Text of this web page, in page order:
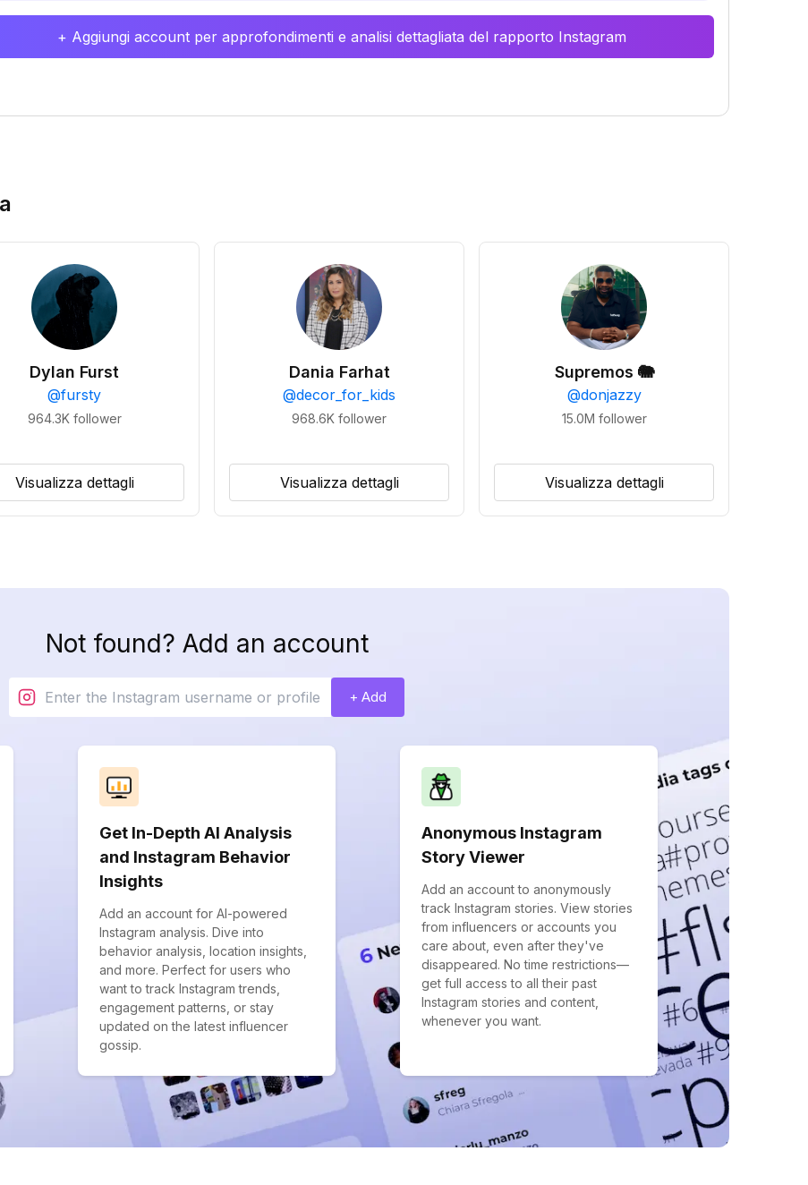
+ Aggiungi account per approfondimenti e analisi dettagliata del rapporto Instagram
Dylan Furst
@fursty
964.3K follower
Visualizza dettagli
Dania Farhat
@decor_for_kids
968.6K follower
Visualizza dettagli
Supremos 🐘
@donjazzy
15.0M follower
Visualizza dettagli
Not found? Add an account
+ Add
Get In-Depth AI Analysis
and Instagram Behavior
Insights
Add an account for AI-powered
Instagram analysis. Dive into
behavior analysis, location insights,
and more. Perfect for users who
want to track Instagram trends,
engagement patterns, or stay
updated on the latest influencer
gossip.
Anonymous Instagram
Story Viewer
Add an account to anonymously
track Instagram stories. View stories
from influencers or accounts you
care about, even after they've
disappeared. No time restrictions—
get full access to all their past
Instagram stories and content,
whenever you want.